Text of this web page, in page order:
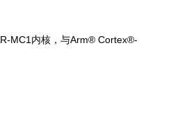
MC1内核，与Arm® Cortex®-